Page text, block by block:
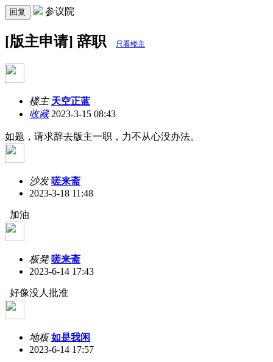
回复 参议院
[版主申请] 辞职 只看楼主
楼主 天空正蓝
收藏2023-3-15 08:43
如题，请求辞去版主一职，力不从心没办法。
沙发 嗟来斋
2023-3-18 11:48
加油
板凳 嗟来斋
2023-6-14 17:43
好像没人批准
地板 如是我闲
2023-6-14 17:57